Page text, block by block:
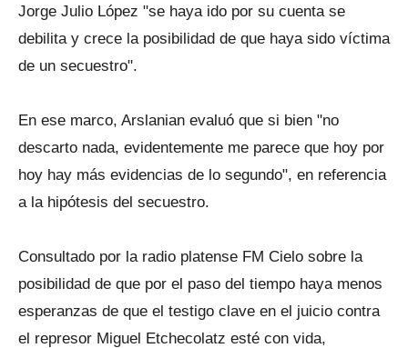
Jorge Julio López "se haya ido por su cuenta se
debilita y crece la posibilidad de que haya sido víctima
de un secuestro".
En ese marco, Arslanian evaluó que si bien "no
descarto nada, evidentemente me parece que hoy por
hoy hay más evidencias de lo segundo", en referencia
a la hipótesis del secuestro.
Consultado por la radio platense FM Cielo sobre la
posibilidad de que por el paso del tiempo haya menos
esperanzas de que el testigo clave en el juicio contra
el represor Miguel Etchecolatz esté con vida,